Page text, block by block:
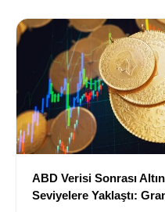
ABD Verisi Sonrası
Seviyelere Yaklaştı: